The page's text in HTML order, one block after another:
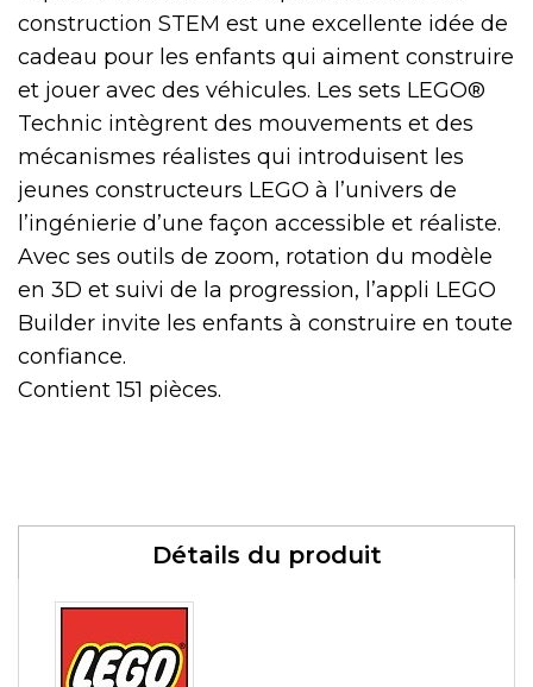
construction STEM est une excellente idée de
cadeau pour les enfants qui aiment construire
et jouer avec des véhicules. Les sets LEGO®
Technic intègrent des mouvements et des
mécanismes réalistes qui introduisent les
jeunes constructeurs LEGO à l’univers de
l’ingénierie d’une façon accessible et réaliste.
Avec ses outils de zoom, rotation du modèle
en 3D et suivi de la progression, l’appli LEGO
Builder invite les enfants à construire en toute
confiance.
Contient 151 pièces.
Détails du produit